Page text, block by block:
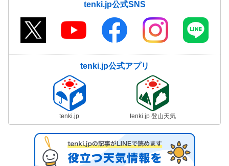
tenki.jp公式SNS
tenki.jp公式アプリ
tenki.jp tenki.jp 登山天気